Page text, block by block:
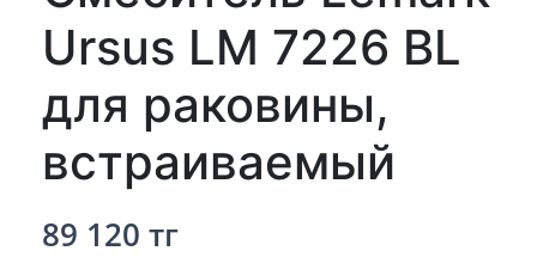
Ursus LM 7226 BL
для раковины,
встраиваемый
89 120 тг